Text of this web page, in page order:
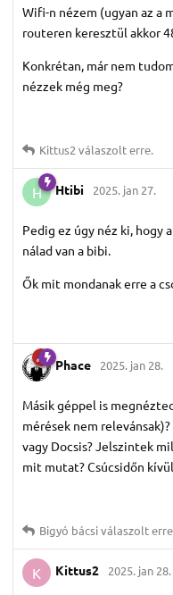
Wifi-n nézem (ugyan az a
routeren keresztül akkor
Konkrétan, már nem
nézzek még meg?
Kittus2 válaszolt erre.
H Htibi 2025. jan 27.
Pedig ez úgy néz ki, hogy
nálad van a bibi.
Ők mit mondanak erre a
Phace 2025. jan 28.
Másik géppel is
mérések nem
vagy Docsis? Jelszintek
mit mutat? Csúcsidőn
Bigyó bácsiválaszolt
K Kittus2 2025. jan 28.